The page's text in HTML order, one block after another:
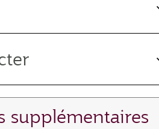
supplémentaires